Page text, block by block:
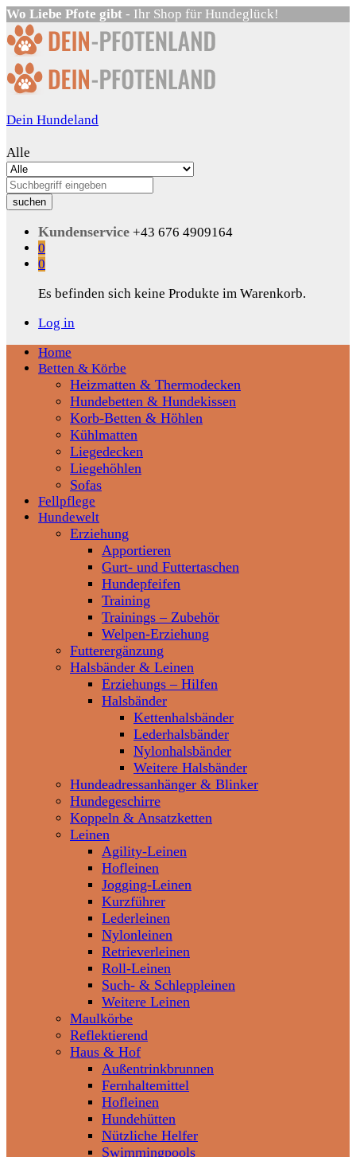
Wo Liebe Pfote gibt - Ihr Shop für Hundeglück!
Dein Hundeland
Alle
suchen
Kundenservice +43 676 4909164
0
0
Es befinden sich keine Produkte im Warenkorb.
Log in
Home
Betten & Körbe
Heizmatten & Thermodecken
Hundebetten & Hundekissen
Korb-Betten & Höhlen
Kühlmatten
Liegedecken
Liegehöhlen
Sofas
Fellpflege
Hundewelt
Erziehung
Apportieren
Gurt- und Futtertaschen
Hundepfeifen
Training
Trainings – Zubehör
Welpen-Erziehung
Futterergänzung
Halsbänder & Leinen
Erziehungs – Hilfen
Halsbänder
Kettenhalsbänder
Lederhalsbänder
Nylonhalsbänder
Weitere Halsbänder
Hundeadressanhänger & Blinker
Hundegeschirre
Koppeln & Ansatzketten
Leinen
Agility-Leinen
Hofleinen
Jogging-Leinen
Kurzführer
Lederleinen
Nylonleinen
Retrieverleinen
Roll-Leinen
Such- & Schleppleinen
Weitere Leinen
Maulkörbe
Reflektierend
Haus & Hof
Außentrinkbrunnen
Fernhaltemittel
Hofleinen
Hundehütten
Nützliche Helfer
Swimmingpools